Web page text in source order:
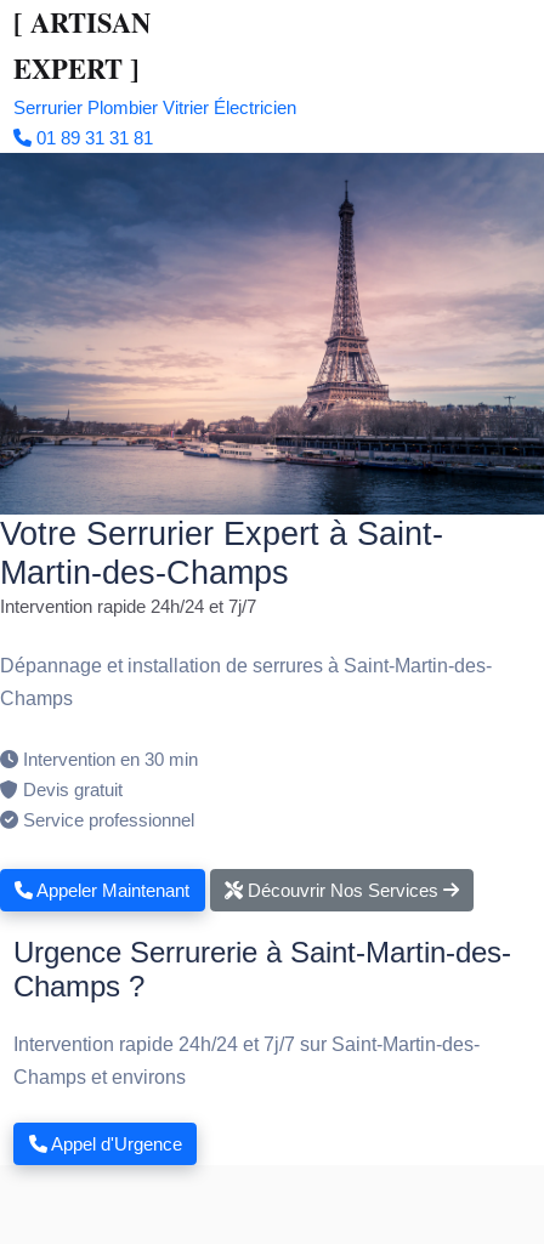
[ ARTISAN
EXPERT]
Serrurier Plombier Vitrier Électricien
01 89 31 31 81
Votre Serrurier Expert à Saint-
Martin-des-Champs
Intervention rapide 24h/24 et 7j/7
Dépannage et installation de serrures à Saint-Martin-des-
Champs
Intervention en 30 min
Devis gratuit
Service professionnel
Appeler Maintenant Découvrir Nos Services
Urgence Serrurerie à Saint-Martin-des-
Champs ?
Intervention rapide 24h/24 et 7j/7 sur Saint-Martin-des-
Champs et environs
Appel d'Urgence